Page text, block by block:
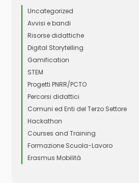
Uncategorized
Avvisi e bandi
Risorse didattiche
Digital Storytelling
Gamification
STEM
Progetti PNRR/PCTO
Percorsi didattici
Comuni ed Enti del Terzo Settore
Hackathon
Courses and Training
Formazione Scuola-Lavoro
Erasmus Mobilità